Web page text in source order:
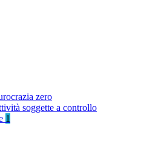
zero
soggette a controllo
1